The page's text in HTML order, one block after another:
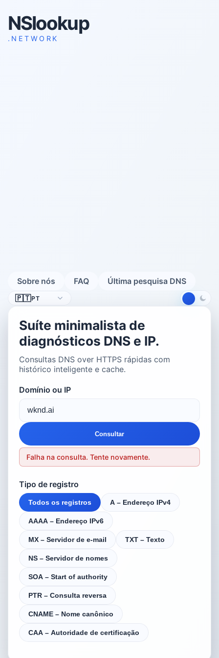
NSlookup
.NETWORK
Sobre nós FAQ
Última pesquisa DNS
Idioma
🇵🇹PT
Suíte minimalista de
diagnósticos DNS e IP.
Consultas DNS over HTTPS rápidas com
histórico inteligente e cache.
Domínio ou IP
Consultar
Falha na consulta. Tente novamente.
Tipo de registro
Todos os registros A – Endereço IPv4
AAAA – Endereço IPv6
MX – Servidor de e-mail TXT – Texto
NS – Servidor de nomes
SOA – Start of authority
PTR – Consulta reversa
CNAME – Nome canônico
CAA – Autoridade de certificação